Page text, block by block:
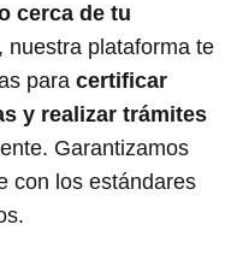
cerca de tu
, nuestra plataforma te
para certificar
y realizar trámites
Garantizamos
con los estándares